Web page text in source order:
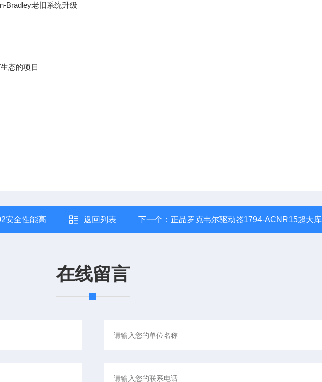
Bradley老旧系统升级
态的项目
安全性能高 返回列表 下一个： 正品罗克韦尔驱动器1794-ACNR15超大
在线留言